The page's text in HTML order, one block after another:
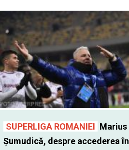
SUPERLIGA ROMANIEI Marius
Șumudică, despre accederea în